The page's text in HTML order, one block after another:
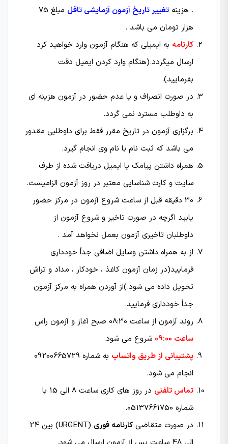
. هزینه تغییر تاریخ آزمون آزمایشی تافل
مبلغ 75
هزار تومان می باشد .
کارنامه به ایمیلی که هنگام آزمون وارد خواهید کرد
ارسال میگردد.(هنگام وارد کردن ایمیل دقت
بفرمایید).
در صورت انصراف و یا عدم حضور در آزمون هزینه ای
به داوطلب مسترد نمی گردد.
برگزاری آزمون در تاریخ مقرر فقط برای داوطلبی مقدور
می باشد که ثبت نام با نام وی انجام گیرد.
همراه داشتن پیامک یا ایمیل دریافت شده از طرف
سایت و کارت شناسایی معتبر در روز آزمون الزامیست.
30 دقیقه قبل از ساعت شروع آزمون در مركز حضور
یابید اگرچه در صورت تاخیر و شروع آزمون از
داوطلبان تاخیری آزمون بعمل نخواهد آمد .
از به همراه داشتن وسایل اضافی جداً خودداری
فرمایید(در زمان آزمون کاغذ ، خودکار ، مداد و تراش
تحویل داده می شود.)از آوردن همراه به مركز آزمون
جداً خودداری فرمایید.
روند آزمون از ساعت 08:30 صبح آغاز و آزمون راس
ساعت 09:00
شروع می شود.
پشتیبانی از طریق واتساپ
به شماره 09200665729
انجام می شود.
تماس تلفنی
در روز های کاری ساعت 8 الی 15 با
شماره 05137661750.
در صورت متقاضی کارنامه فوری
(URGENT) بین 24